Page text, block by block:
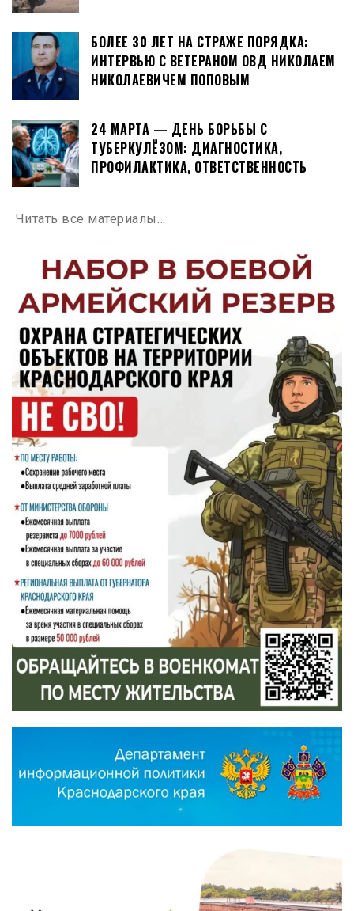
БОЛЕЕ 30 ЛЕТ НА СТРАЖЕ ПОРЯДКА:
ИНТЕРВЬЮ С ВЕТЕРАНОМ ОВД НИКОЛАЕМ
НИКОЛАЕВИЧЕМ ПОПОВЫМ
24 МАРТА — ДЕНЬ БОРЬБЫ С
ТУБЕРКУЛЁЗОМ: ДИАГНОСТИКА,
ПРОФИЛАКТИКА, ОТВЕТСТВЕННОСТЬ
Читать все материалы…